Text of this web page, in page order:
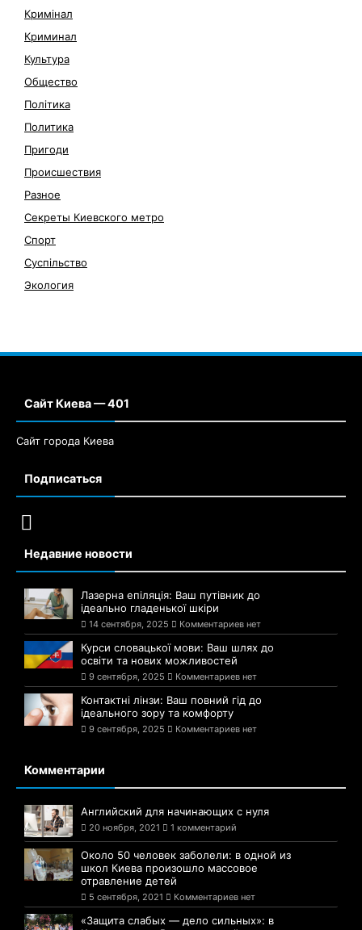
Кримінал
Криминал
Культура
Общество
Політика
Политика
Пригоди
Происшествия
Разное
Секреты Киевского метро
Спорт
Суспільство
Экология
Сайт Киева — 401
Сайт города Киева
Подписаться
Недавние новости
Лазерна епіляція: Ваш путівник до
ідеально гладенької шкіри
14 сентября, 2025 Комментариев нет
Курси словацької мови: Ваш шлях до
освіти та нових можливостей
9 сентября, 2025 Комментариев нет
Контактні лінзи: Ваш повний гід до
ідеального зору та комфорту
9 сентября, 2025 Комментариев нет
Комментарии
Английский для начинающих с нуля
20 ноября, 2021 1 комментарий
Около 50 человек заболели: в одной из
школ Киева произошло массовое
отравление детей
5 сентября, 2021 Комментариев нет
«Защита слабых — дело сильных»: в